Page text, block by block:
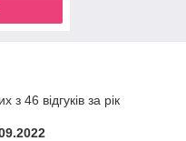
з 46 відгуків за рік